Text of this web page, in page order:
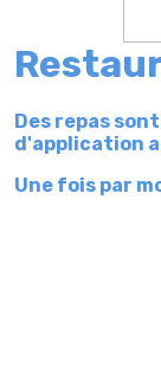
Des repas
d'application
Une fois par